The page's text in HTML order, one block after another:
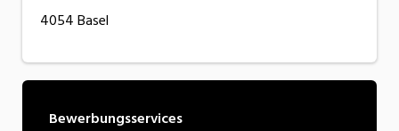
4054 Basel
Bewerbungsservices